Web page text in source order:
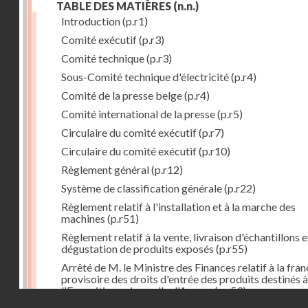
TABLE DES MATIÈRES (n.n.)
Introduction(p.r1)
Comité exécutif(p.r3)
Comité technique(p.r3)
Sous-Comité technique d'électricité(p.r4)
Comité de la presse belge(p.r4)
Comité international de la presse(p.r5)
Circulaire du comité exécutif(p.r7)
Circulaire du comité exécutif(p.r10)
Règlement général(p.r12)
Système de classification générale(p.r22)
Règlement relatif à l'installation et à la marche des
machines (p.r51)
Règlement relatif à la vente, livraison d'échantillons
dégustation de produits exposés (p.r55)
Arrêté de M. le Ministre des Finances relatif à la
provisoire des droits d'entrée des produits destinés à
l'Exposition universelle d'Anvers(p.r59)